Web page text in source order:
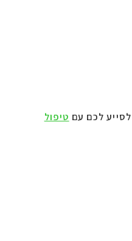
לכם עם טיפול